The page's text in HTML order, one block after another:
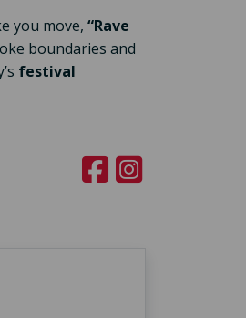
you move, “Rave
boundaries and
festival